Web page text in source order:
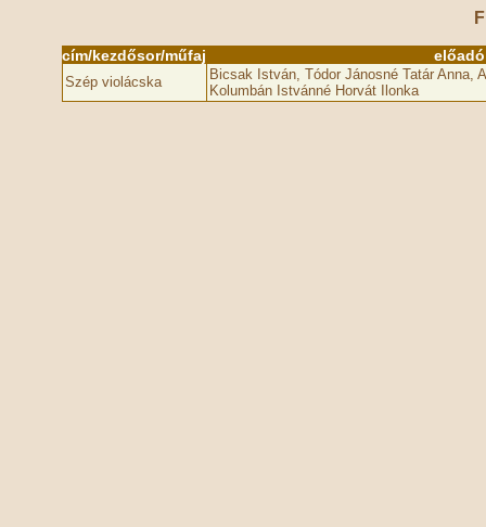
cím/kezdősor/műfaj előadó
Szép violácska
Bicsak István, Tódor Jánosné Tatár Anna,
Kolumbán Istvánné Horvát Ilonka